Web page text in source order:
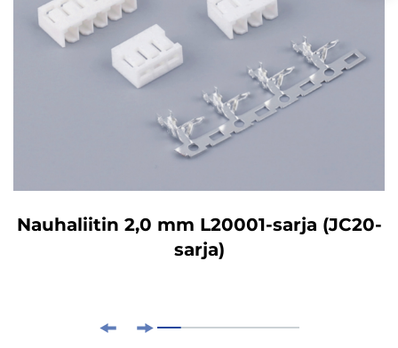
Nauhaliitin 2,0 mm L20001-sarja (JC20-
sarja)